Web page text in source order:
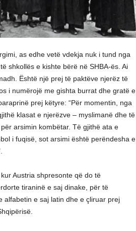
as edhe vetë vdekja nuk i tund nga
shkollës e kishte bërë në SHBA-ës. Ai
Është një prej të paktëve njerëz të
i numërojë me gishta burrat dhe gratë e
prej këtyre: “Për momentin, nga
klasat e njerëzve – myslimanë dhe të
arsimin kombëtar. Të gjithë ata e
i fuqisë, sot arsimi është perëndesha e
Austria shpresonte që do të
tiraninë e saj dinake, për të
alfabetin e saj latin dhe e çliruar prej